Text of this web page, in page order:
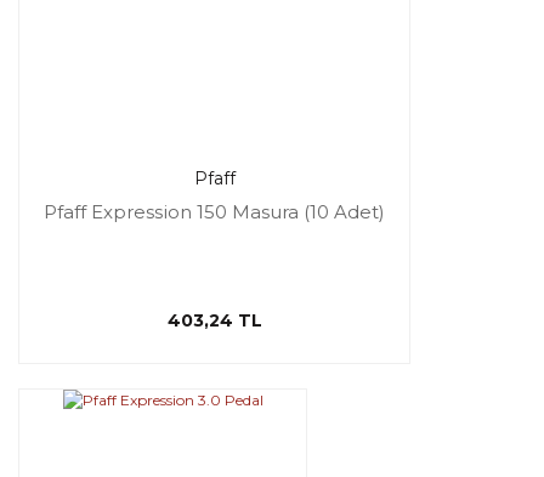
Pfaff
Pfaff Expression 150 Masura (10 Adet)
403,24 TL